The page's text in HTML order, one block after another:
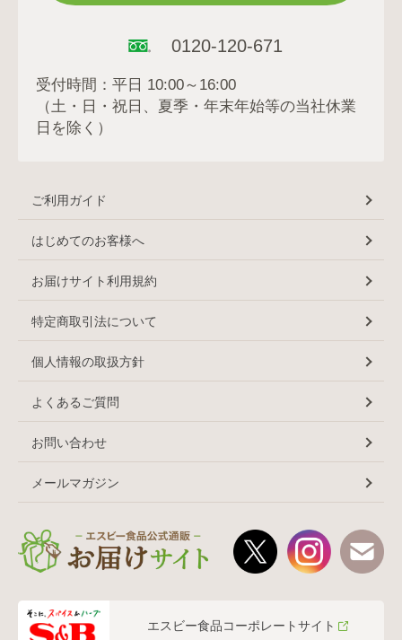
0120-120-671
受付時間：平日 10:00～16:00
（土・日・祝日、夏季・年末年始等の当社休業
日を除く）
ご利用ガイド
はじめてのお客様へ
お届けサイト利用規約
特定商取引法について
個人情報の取扱方針
よくあるご質問
お問い合わせ
メールマガジン
エスビー食品コーポレートサイト